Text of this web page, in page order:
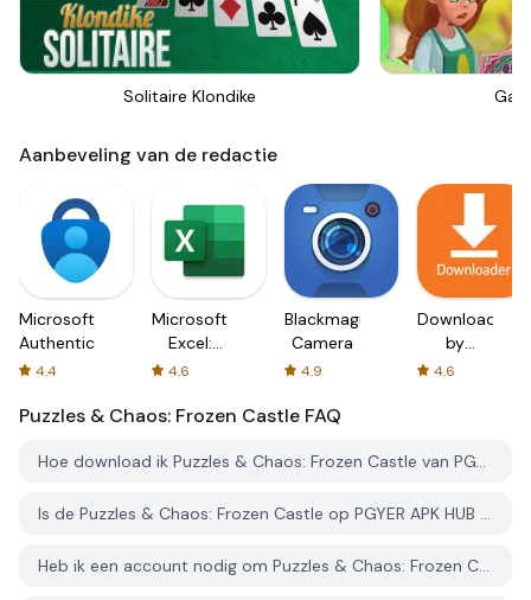
Solitaire Klondike
Aanbeveling van de redactie
Microsoft
Authenticator
4.4
Microsoft
Excel:
Spreadsheets
4.6
Blackmagic
Camera
4.9
Downloader
by
AFTVnews
4.6
Puzzles & Chaos: Frozen Castle FAQ
Hoe download ik Puzzles & Chaos: Frozen Castle van PGYER APK HUB?
Is de Puzzles & Chaos: Frozen Castle op PGYER APK HUB gratis te downloaden?
Heb ik een account nodig om Puzzles & Chaos: Frozen Castle van PGYER APK HUB te downloaden?